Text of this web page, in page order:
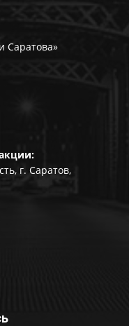
Саратова»
г. Саратов,